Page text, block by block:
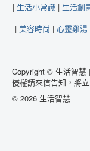
| 生活小常識| 生活創
| 美容時尚 | 心靈雞湯
Copyright © 生活智慧 |
侵權請來信告知，將
© 2026 生活智慧